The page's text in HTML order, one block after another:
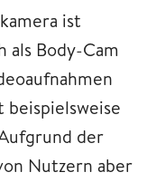
ist
als Body-Cam
beispielsweise
der
Nutzern aber